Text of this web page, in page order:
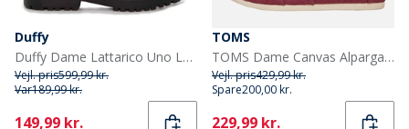
Duffy
Duffy Dame Lattarico Uno Loafers Mørkebrun
Vejl. pris599,99 kr.
Var189,99 kr.
Current
149,99 kr.
TOMS
TOMS Dame Canvas Alpargata Espadrilles Mørk Blomme
Vejl. pris429,99 kr.
Spare200,00 kr.
Current
229,99 kr.